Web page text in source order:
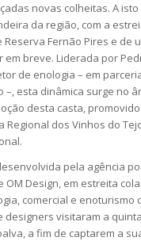
novas colheitas. A
da região, com a
Reserva Fernão Pires e de
breve. Liderada por
de enologia – em
–, esta dinâmica surge no
desta casta,
Regional dos Vinhos do
pela agência
OM Design, em estreita
comercial e enoturismo
designers visitaram a
a fim de captarem a